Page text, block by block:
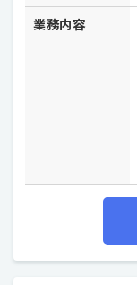
業務内容